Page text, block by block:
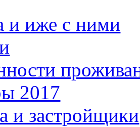
и иже с ними
2017
и застройщики